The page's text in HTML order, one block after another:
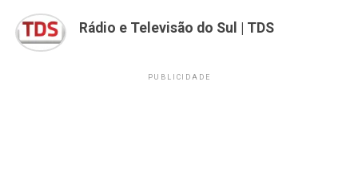
Rádio e Televisão do Sul | TDS
PUBLICIDADE